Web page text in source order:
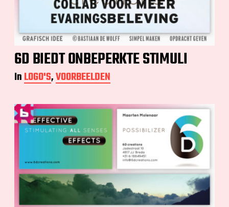
6D BIEDT ONBEPERKTE STIMULI
InLOGO'S,VOORBEELDEN